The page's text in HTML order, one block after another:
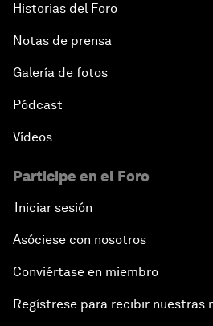
Historias del Foro
Notas de prensa
Galería de fotos
Pódcast
Vídeos
Participe en el Foro
Iniciar sesión
Asóciese con nosotros
Conviértase en miembro
Regístrese para recibir nuestras